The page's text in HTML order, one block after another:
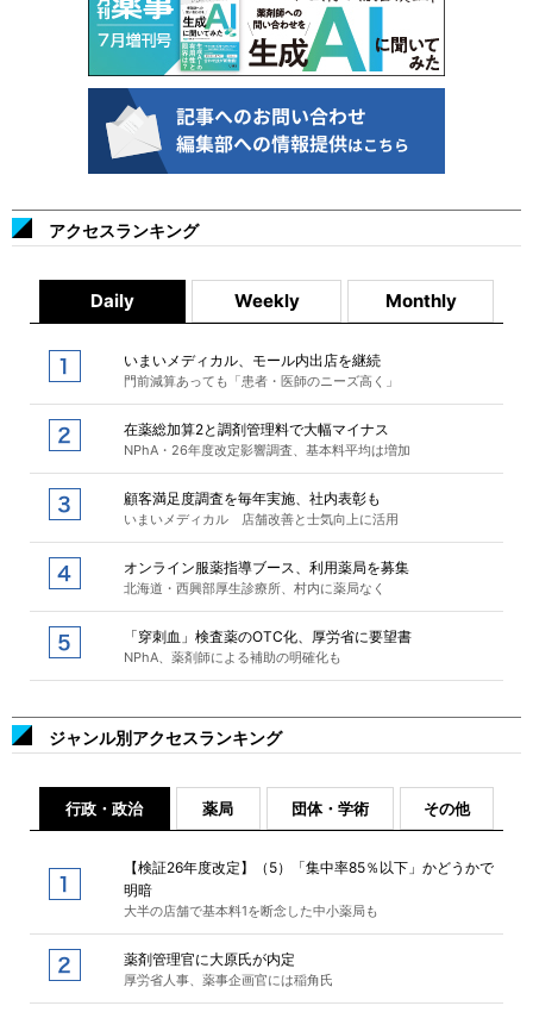
アクセスランキング
Daily Weekly Monthly
いまいメディカル、モール内出店を継続
門前減算あっても「患者・医師のニーズ高く」
在薬総加算2と調剤管理料で大幅マイナス
NPhA・26年度改定影響調査、基本料平均は増加
顧客満足度調査を毎年実施、社内表彰も
いまいメディカル 店舗改善と士気向上に活用
オンライン服薬指導ブース、利用薬局を募集
北海道・西興部厚生診療所、村内に薬局なく
「穿刺血」検査薬のOTC化、厚労省に要望書
NPhA、薬剤師による補助の明確化も
ジャンル別アクセスランキング
行政・政治 薬局 団体・学術 その他
【検証26年度改定】（5）「集中率85％以下」かどうかで
明暗
大半の店舗で基本料1を断念した中小薬局も
薬剤管理官に大原氏が内定
厚労省人事、薬事企画官には稲角氏